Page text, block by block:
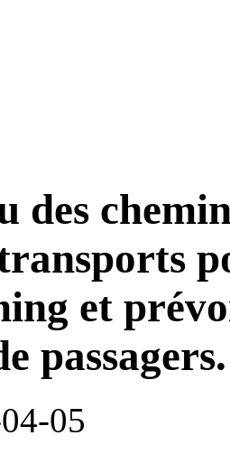
des
et
passagers.
05